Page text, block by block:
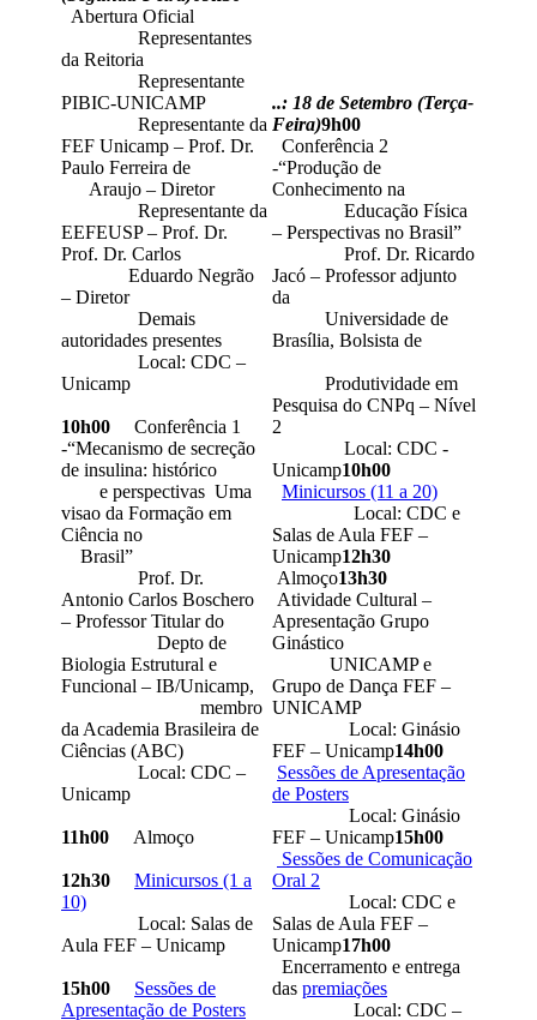
Abertura Oficial
Representantes
da Reitoria
Representante
PIBIC-UNICAMP
Representante da
FEF Unicamp – Prof. Dr.
Paulo Ferreira de
Araujo – Diretor
Representante da
EEFEUSP – Prof. Dr.
Prof. Dr. Carlos
Eduardo Negrão
– Diretor
Demais
autoridades presentes
Local: CDC –
Unicamp
10h00 Conferência 1
-“Mecanismo de secreção
de insulina: histórico
e perspectivas Uma
visao da Formação em
Ciência no
Brasil”
Prof. Dr.
Antonio Carlos Boschero
– Professor Titular do
Depto de
Biologia Estrutural e
Funcional – IB/Unicamp,
membro
da Academia Brasileira de
Ciências (ABC)
Local: CDC –
Unicamp
11h00 Almoço
​12h30
Minicursos (1 a
10)
Local: Salas de
Aula FEF – Unicamp
15h00
Sessões de
Apresentação de Posters
..: 18 de Setembro (Terça-
Feira)9h00
Conferência 2
-“Produção de
Conhecimento na
Educação Física
– Perspectivas no Brasil”
Prof. Dr. Ricardo
Jacó – Professor adjunto
da
Universidade de
Brasília, Bolsista de
Produtividade em
Pesquisa do CNPq – Nível
2
Local: CDC -
Unicamp10h00
Minicursos (11 a 20)
Local: CDC e
Salas de Aula FEF –
Unicamp12h30
Almoço13h30
Atividade Cultural –
Apresentação Grupo
Ginástico
UNICAMP e
Grupo de Dança FEF –
UNICAMP
Local: Ginásio
FEF – Unicamp14h00
Sessões de Apresentação
de Posters
Local: Ginásio
FEF – Unicamp15h00
Sessões de Comunicação
Oral 2
Local: CDC e
Salas de Aula FEF –
Unicamp17h00
Encerramento e entrega
das premiações
Local: CDC –